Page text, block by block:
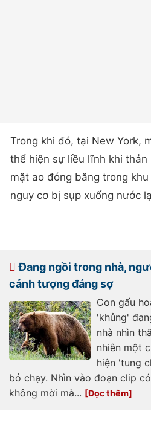
Trong khi đó, tại New York,
thể hiện sự liều lĩnh khi thản
mặt ao đóng băng trong
nguy cơ bị sụp xuống nước
Đang ngồi trong nhà,
cảnh tượng đáng sợ
Con gấu
'khủng'
nhà nhìn
nhiên một
hiện 'tung
bỏ chạy. Nhìn vào đoạn clip
không mời mà...